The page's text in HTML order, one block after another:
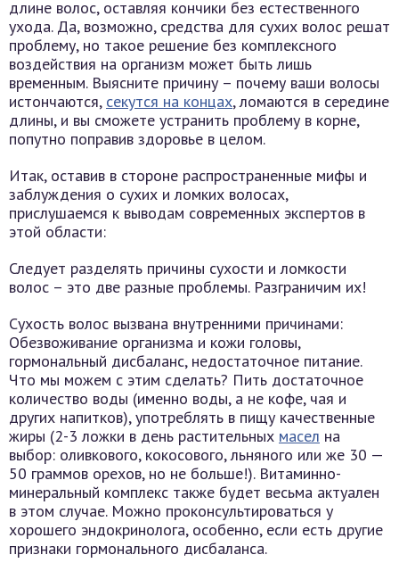
длине волос, оставляя кончики без естественного
ухода. Да, возможно, средства для сухих волос решат
проблему, но такое решение без комплексного
воздействия на организм может быть лишь
временным. Выясните причину – почему ваши волосы
истончаются, секутся на концах, ломаются в середине
длины, и вы сможете устранить проблему в корне,
попутно поправив здоровье в целом.
Итак, оставив в стороне распространенные мифы и
заблуждения о сухих и ломких волосах,
прислушаемся к выводам современных экспертов в
этой области:
Следует разделять причины сухости и ломкости
волос – это две разные проблемы. Разграничим их!
Сухость волос вызвана внутренними причинами:
Обезвоживание организма и кожи головы,
гормональный дисбаланс, недостаточное питание.
Что мы можем с этим сделать? Пить достаточное
количество воды (именно воды, а не кофе, чая и
других напитков), употреблять в пищу качественные
жиры (2-3 ложки в день растительных масел на
выбор: оливкового, кокосового, льняного или же 30 —
50 граммов орехов, но не больше!). Витаминно-
минеральный комплекс также будет весьма актуален
в этом случае. Можно проконсультироваться у
хорошего эндокринолога, особенно, если есть другие
признаки гормонального дисбаланса.